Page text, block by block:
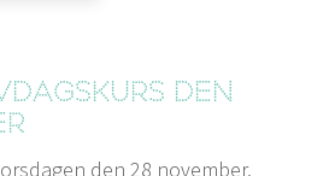
den
den28 novem­ber,